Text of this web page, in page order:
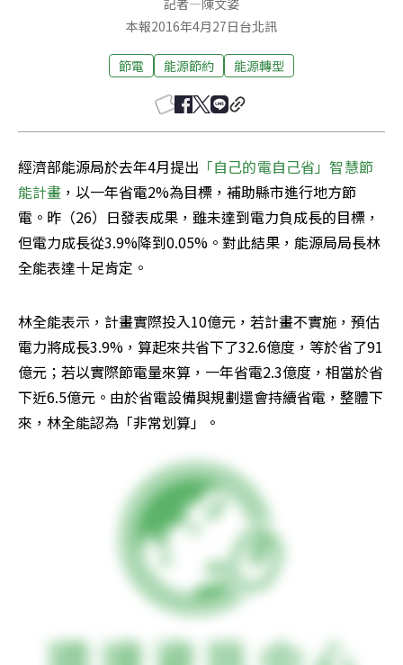
記者—陳文姿
本報2016年4月27日台北訊
節電 能源節約 能源轉型
經濟部能源局於去年4月提出 「自己的電自己省」智慧節
能計畫 ，以一年省電2%為目標，補助縣市進行地方節
電。昨（26）日發表成果，雖未達到電力負成長的目標，
但電力成長從3.9%降到0.05%。對此結果，能源局局長林
全能表達十足肯定。
林全能表示，計畫實際投入10億元，若計畫不實施，預估
電力將成長3.9%，算起來共省下了32.6億度，等於省了91
億元；若以實際節電量來算，一年省電2.3億度，相當於省
下近6.5億元。由於省電設備與規劃還會持續省電，整體下
來，林全能認為「非常划算」。